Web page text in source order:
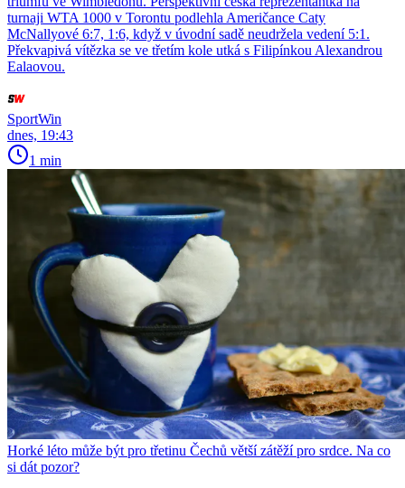
turnaji WTA 1000 v Torontu podlehla Američance Caty
McNallyové 6:7, 1:6, když v úvodní sadě neudržela vedení 5:1.
Překvapivá vítězka se ve třetím kole utká s Filipínkou Alexandrou
Ealaovou.
SportWin
dnes, 19:43
1 min
Horké léto může být pro třetinu Čechů větší zátěží pro srdce. Na co
si dát pozor?